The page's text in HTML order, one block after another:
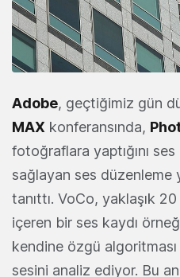
Adobe, geçtiğimiz gün
MAX konferansında,
fotoğraflara yaptığını
sağlayan ses düzenleme
tanıttı. VoCo, yaklaşık
içeren bir ses kaydı
kendine özgü algoritması
sesini analiz ediyor. Bu